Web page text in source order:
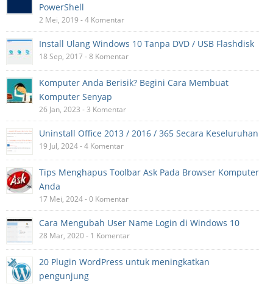
PowerShell
2 Mei, 2019 - 4 Komentar
Install Ulang Windows 10 Tanpa DVD / USB Flashdisk
18 Sep, 2017 - 8 Komentar
Komputer Anda Berisik? Begini Cara Membuat
Komputer Senyap
26 Jan, 2023 - 3 Komentar
Uninstall Office 2013 / 2016 / 365 Secara Keseluruhan
19 Jul, 2024 - 4 Komentar
Tips Menghapus Toolbar Ask Pada Browser Komputer
Anda
17 Mei, 2024 - 0 Komentar
Cara Mengubah User Name Login di Windows 10
28 Mar, 2020 - 1 Komentar
20 Plugin WordPress untuk meningkatkan
pengunjung